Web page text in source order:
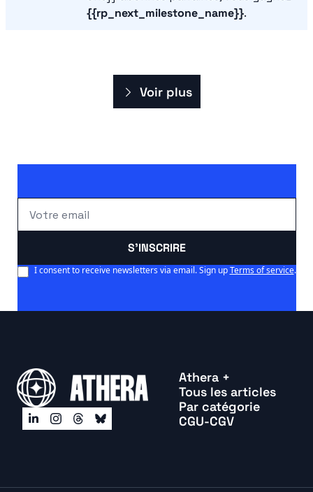
{{rp_next_milestone_name}}.
Voir plus
S'INSCRIRE
I consent to receive newsletters via email. Sign up Terms of service.
Athera +
Tous les articles
Par catégorie
CGU-CGV